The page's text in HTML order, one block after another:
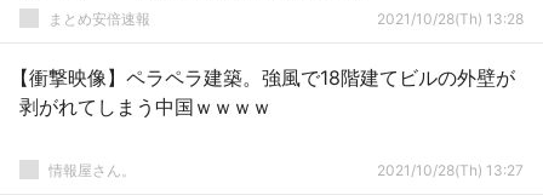
住は落選圏内
まとめ安倍速報 2021/10/28(Th) 13:28
【衝撃映像】ペラペラ建築。強風で18階建てビルの外壁が
剥がれてしまう中国ｗｗｗｗ
情報屋さん。 2021/10/28(Th) 13:27